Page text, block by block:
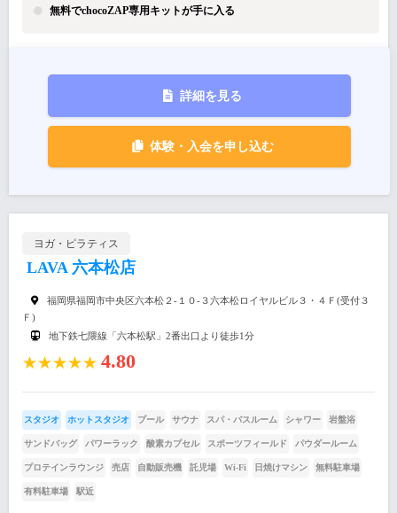
無料でchocoZAP専用キットが手に入る
詳細を見る
体験・入会を申し込む
ヨガ・ピラティス
LAVA 六本松店
福岡県福岡市中央区六本松２-１０-３六本松ロイヤルビル３・４Ｆ(受付３
Ｆ)
地下鉄七隈線「六本松駅」2番出口より徒歩1分
★★★★★ 4.80
スタジオ ホットスタジオ プール サウナ スパ・バスルーム シャワー 岩盤浴
サンドバッグ パワーラック 酸素カプセル スポーツフィールド パウダールーム
プロテインラウンジ 売店 自動販売機 託児場 Wi-Fi 日焼けマシン 無料駐車場
有料駐車場 駅近